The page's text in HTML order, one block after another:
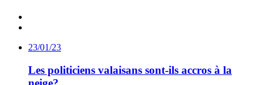
23/01/23
Les politiciens valaisans sont-ils accros à la